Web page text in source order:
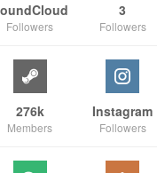
Followers
3
Followers
276k
Members
Instagram
Followers